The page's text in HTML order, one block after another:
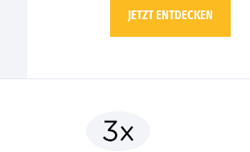
JETZT ENTDECKEN